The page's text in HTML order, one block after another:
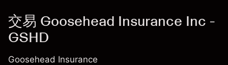
交易 Goosehead Insurance Inc -
GSHD
Goosehead Insurance